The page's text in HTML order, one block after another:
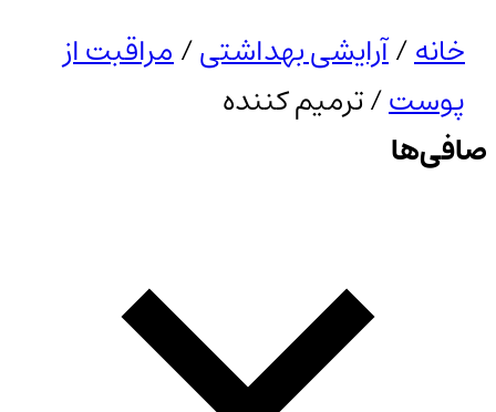
خانه/آرایشی بهداشتی/مراقبت از
پوست/ ترمیم کننده
صافی‌ها